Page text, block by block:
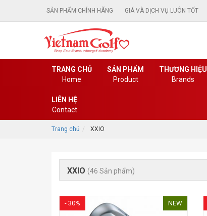
SẢN PHẨM CHÍNH HÃNG GIÁ VÀ DỊCH VỤ LUÔN TỐT
TRANG CHỦ
Home
SẢN PHẨM
Product
THƯƠNG HIỆU
Brands
LIÊN HỆ
Contact
Trang chủ XXIO
XXIO (46 Sản phẩm)
- 30% NEW